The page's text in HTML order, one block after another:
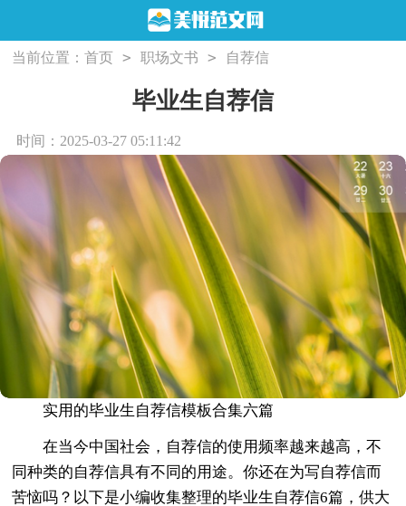
当前位置：首页 > 职场文书 > 自荐信
毕业生自荐信
时间：2025-03-27 05:11:42
实用的毕业生自荐信模板合集六篇
在当今中国社会，自荐信的使用频率越来越高，不
同种类的自荐信具有不同的用途。你还在为写自荐信而
苦恼吗？以下是小编收集整理的毕业生自荐信6篇，供大